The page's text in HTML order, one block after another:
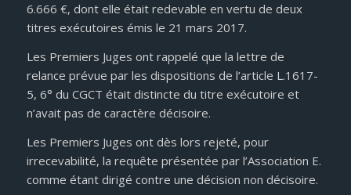
6.666 €, dont elle était redevable en vertu de deux
titres exécutoires émis le 21 mars 2017.
Les Premiers Juges ont rappelé que la lettre de
relance prévue par les dispositions de l’article L.1617-
5, 6° du CGCT était distincte du titre exécutoire et
n’avait pas de caractère décisoire.
Les Premiers Juges ont dès lors rejeté, pour
irrecevabilité, la requête présentée par l’Association E.
comme étant dirigé contre une décision non décisoire.